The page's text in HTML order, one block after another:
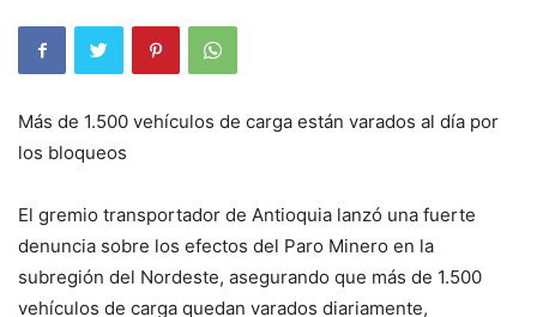
Más de 1.500 vehículos de carga están varados al día por
los bloqueos
El gremio transportador de Antioquia lanzó una fuerte
denuncia sobre los efectos del Paro Minero en la
subregión del Nordeste, asegurando que más de 1.500
vehículos de carga quedan varados diariamente,